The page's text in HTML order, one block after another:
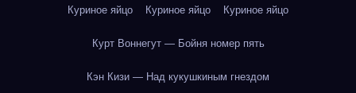
Куриное яйцо Куриное яйцо Куриное яйцо
Курт Воннегут — Бойня номер пять
Кэн Кизи — Над кукушкиным гнездом